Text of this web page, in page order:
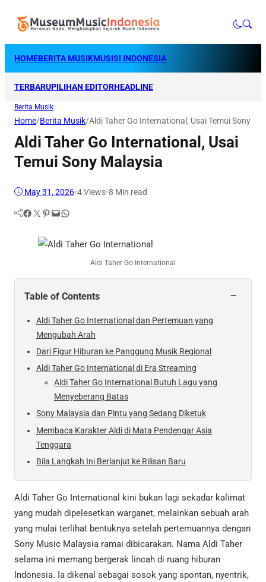
HOMEBERITA MUSIKMUSISI INDONESIA
TERBARUPILIHAN EDITORHEADLINE
Berita Musik
Home/Berita Musik/Aldi Taher Go International, Usai Temui Sony
Aldi Taher Go International, Usai
Temui Sony Malaysia
May 31, 2026•4Views•8 Min read
Facebook Twitter Pinterest Mail WhatsApp
Aldi Taher Go International
Table of Contents −
Aldi Taher Go International dan Pertemuan yang
Mengubah Arah
Dari Figur Hiburan ke Panggung Musik Regional
Aldi Taher Go International di Era Streaming
Aldi Taher Go International Butuh Lagu yang
Menyeberang Batas
Sony Malaysia dan Pintu yang Sedang Diketuk
Membaca Karakter Aldi di Mata Pendengar Asia
Tenggara
Bila Langkah Ini Berlanjut ke Rilisan Baru
Aldi Taher Go International kini bukan lagi sekadar kalimat
yang mudah dipelesetkan warganet, melainkan sebuah arah
yang mulai terlihat bentuknya setelah pertemuannya dengan
Sony Music Malaysia ramai dibicarakan. Nama Aldi Taher
selama ini memang bergerak lincah di ruang hiburan
Indonesia. Ia dikenal sebagai sosok yang spontan, nyentrik,